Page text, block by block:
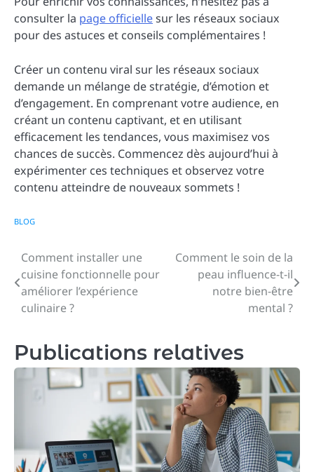
consulter la page officiellesur les réseaux sociaux
pour des astuces et conseils complémentaires !
Créer un contenu viral sur les réseaux sociaux
demande un mélange de stratégie, d’émotion et
d’engagement. En comprenant votre audience, en
créant un contenu captivant, et en utilisant
efficacement les tendances, vous maximisez vos
chances de succès. Commencez dès aujourd’hui à
expérimenter ces techniques et observez votre
contenu atteindre de nouveaux sommets !
BLOG
Navigation
de
l’article
Comment installer une
cuisine fonctionnelle pour
améliorer l’expérience
culinaire ?
Comment le soin de la
peau influence-t-il
notre bien-être
mental ?
Publications relatives